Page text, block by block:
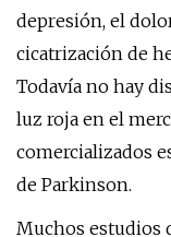
depresión, el
cicatrización de
Todavía no hay
luz roja en el
comercializados
de Parkinson.
Muchos estudios